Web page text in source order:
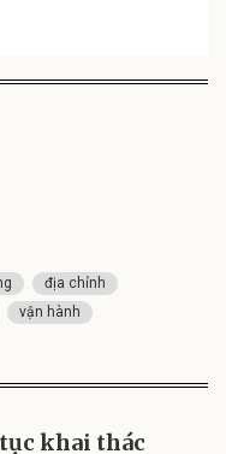
địa chỉnh
vận hành
khai thác